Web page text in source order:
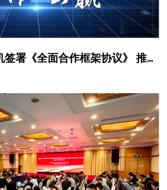
博菲电气与东方电机签署《全面合作框架协议》 推动高端绝缘系统创新发展